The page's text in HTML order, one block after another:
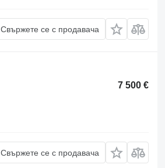
Свържете се с продавача
7 500 €
Свържете се с продавача